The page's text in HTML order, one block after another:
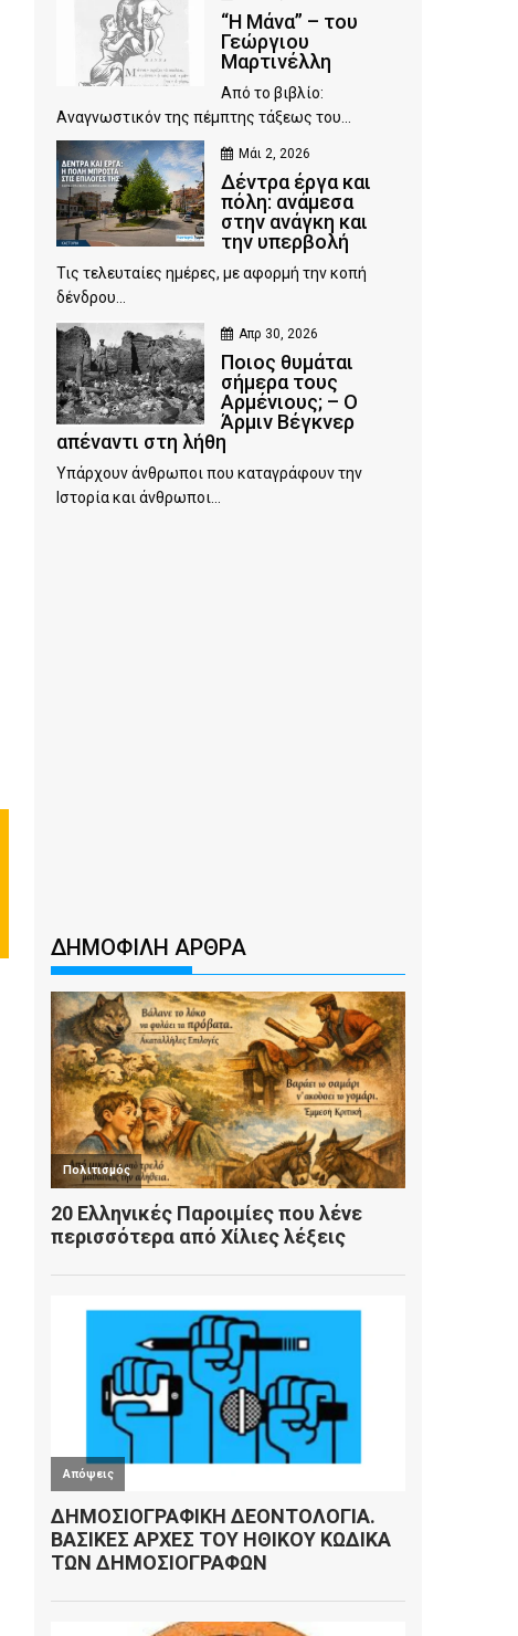
“Η Μάνα” – του
Γεώργιου
Μαρτινέλλη
Από το βιβλίο:
Αναγνωστικόν της πέμπτης τάξεως του...
Μάι 2, 2026
Δέντρα έργα και
πόλη: ανάμεσα
στην ανάγκη και
την υπερβολή
Τις τελευταίες ημέρες, με αφορμή την κοπή
δένδρου...
Απρ 30, 2026
Ποιος θυμάται
σήμερα τους
Αρμένιους; – Ο
Άρμιν Βέγκνερ
απέναντι στη λήθη
Υπάρχουν άνθρωποι που καταγράφουν την
Ιστορία και άνθρωποι...
ΔΗΜΟΦΙΛΗ ΑΡΘΡΑ